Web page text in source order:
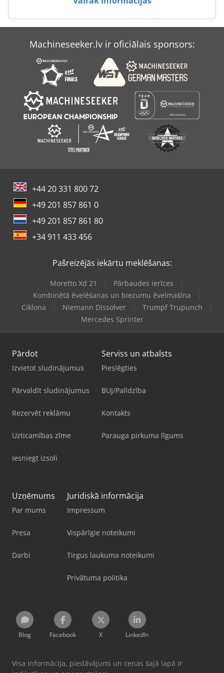
Atlas Copco Ga 90 Ff
Atlas Copco Lf 3
Atlas Copco Xas 85
Machineseeker.lv ir oficiālais sponsors:
+44 20 331 800 72
+49 201 857 861 0
+49 201 857 861 80
+34 911 433 456
Pašreizējās iekārtu meklēšanas:
Moretto Xd 21
Pārbaudes ierīces
Kombinētā ēvelēšanas un biezumu ēvelmašīna
Ciklona
Niemann Dissolver
Trumpf Trupunch
Mercedes Sprinter
Pārdot
Izvietot sludinājumus
Pārvaldīt sludinājumus
Rezervēt reklāmu
Uzticamības zīme
Iesniegt izsoli
Serviss un atbalsts
Pieslēgties
BUJ/Palīdzība
Kontakts
Parauga pirkuma līgums
Uzņēmums
Par mums
Presa
Darbi
Juridiskā informācija
Impressum
Vispārīgie noteikumi
Tirgus laukuma noteikumi
Privātuma politika
Blog Facebook X LinkedIn
Visa informācija, piedāvājumi un cenas šajā lapā ir